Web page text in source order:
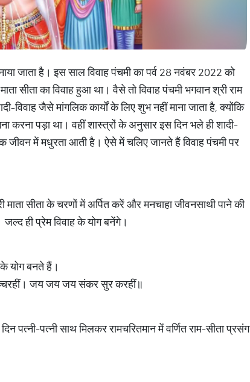
जाता है। इस साल विवाह पंचमी का पर्व 28 नवंबर 2022 को
सीता का विवाह हुआ था। वैसे तो विवाह पंचमी भगवान श्री राम
विवाह जैसे मांगलिक कार्यों के लिए शुभ नहीं माना जाता है, क्योंकि
करना पड़ा था। वहीं शास्त्रों के अनुसार इस दिन भले ही शादी-
जीवन में मधुरता आती है। ऐसे में चलिए जानते हैं विवाह पंचमी पर
माता सीता के चरणों में अर्पित करें और मनचाहा जीवनसाथी पाने की
ही प्रेम विवाह के योग बनेंगे।
के योग बनते हैं।
जय जय जय संकर सुर करहीं॥
पत्नी-पत्नी साथ मिलकर रामचरितमान में वर्णित राम-सीता प्रसंग